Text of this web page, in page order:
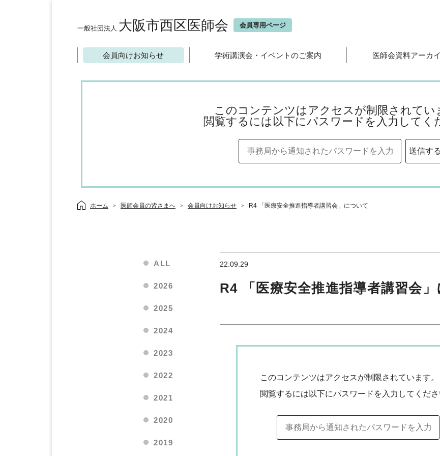
一般社団法人 大阪市西区医師会 会員専用ページ
会員向けお知らせ 学術講演会・イベントのご案内 医師会資料アーカ
このコンテンツはアクセスが制限されてい
閲覧するには以下にパスワードを入力してく
ホーム 医師会員の皆さまへ 会員向けお知らせ R4 「医療安全推進指導者講習会」について
ALL
2026
2025
2024
2023
2022
2021
2020
2019
22.09.29
R4 「医療安全推進指導者講習会
このコンテンツはアクセスが制限されています。
閲覧するには以下にパスワードを入力してくださ